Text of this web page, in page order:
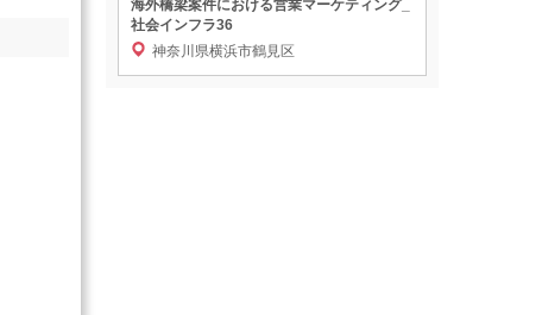
海外橋梁案件における営業マーケティング_
社会インフラ36
神奈川県横浜市鶴見区